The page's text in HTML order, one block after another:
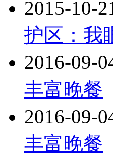
2015-10-
护区：我
2016-09-
丰富晚餐
2016-09-
丰富晚餐